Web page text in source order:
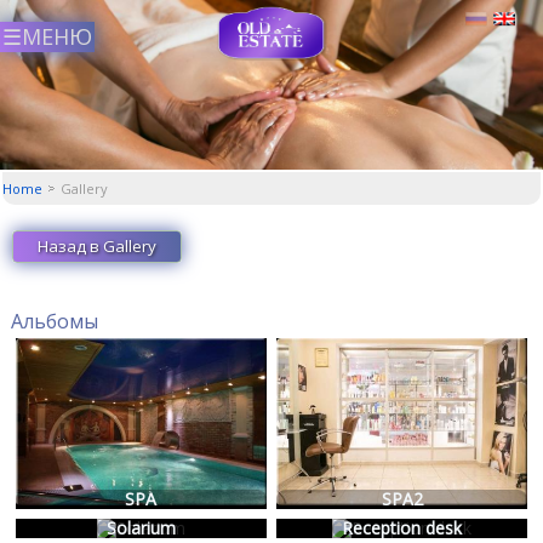
Home Gallery
Назад в Gallery
Альбомы
SPA
SPA
SPA2
SPA2
Solarium
Reception desk